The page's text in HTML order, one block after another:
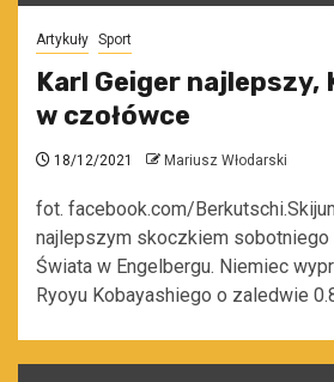
Artykuły Sport
Karl Geiger najlepszy,
w czołówce
18/12/2021 Mariusz Włodarski
fot. facebook.com/
najlepszym skoczkiem sobotniego
Świata w Engelbergu. Niemiec
Ryoyu Kobayashiego o zaledwie